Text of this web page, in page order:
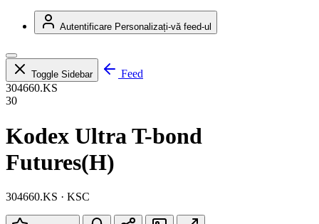
Autentificare Personalizați-vă feed-ul
Toggle Sidebar
Feed
304660.KS
30
Kodex Ultra T-bond
Futures(H)
304660.KS · KSC